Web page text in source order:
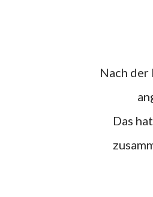
Nach der Lesung stand noch das allgemeine signieren an. Wir haben uns ganz zuletzt
Das hatte ich bereits im Vorfeld mit ihm ausgemacht. Eigentlich wollten wir uns